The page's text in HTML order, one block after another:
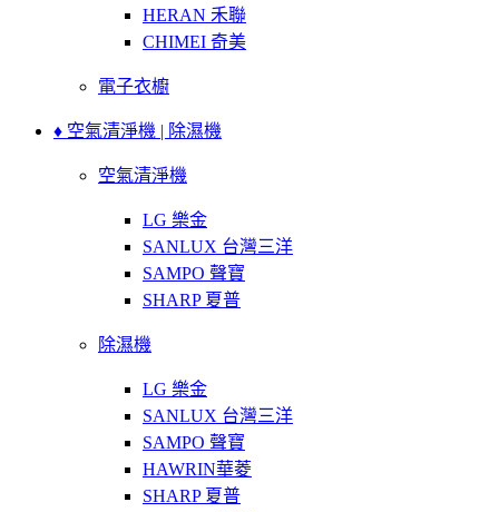
HERAN 禾聯
CHIMEI 奇美
電子衣櫥
♦ 空氣清淨機 | 除濕機
空氣清淨機
LG 樂金
SANLUX 台灣三洋
SAMPO 聲寶
SHARP 夏普
除濕機
LG 樂金
SANLUX 台灣三洋
SAMPO 聲寶
HAWRIN華菱
SHARP 夏普